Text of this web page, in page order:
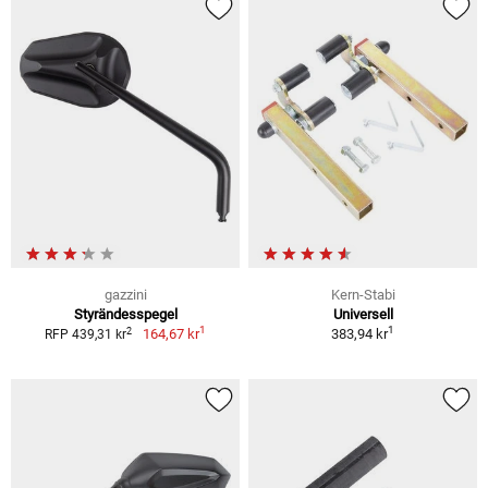
gazzini
Styrändesspegel
RFP 439,31 kr2 164,67 kr1
Kern-Stabi
Universell
383,94 kr1